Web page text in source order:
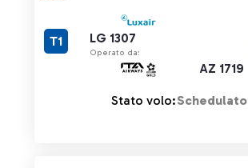
LG 1307
Operato da:
AZ 1719
T1
Stato volo:Schedulato